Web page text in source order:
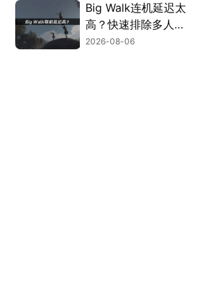
Big Walk连机延迟太
高？快速排除多人游
玩卡顿困扰！
2026-08-06